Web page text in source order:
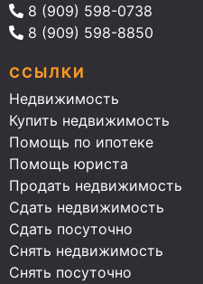
8 (909) 598-0738
8 (909) 598-8850
ССЫЛКИ
Недвижимость
Купить недвижимость
Помощь по ипотеке
Помощь юриста
Продать недвижимость
Сдать недвижимость
Сдать посуточно
Снять недвижимость
Снять посуточно